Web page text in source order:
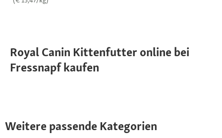
Royal Canin Kittenfutter online bei
Fressnapf kaufen
Weitere passende Kategorien